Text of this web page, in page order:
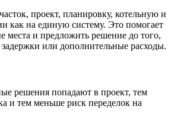
проект, планировку, котельную и
как на единую систему. Это помогает
места и предложить решение до того,
задержки или дополнительные расходы.
решения попадают в проект, тем
и тем меньше риск переделок на